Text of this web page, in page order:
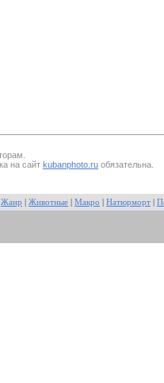
на сайт kubanphoto.ru обязательна.
Жанр Животные Макро Натюрморт